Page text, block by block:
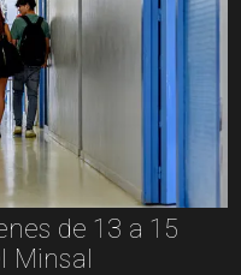
de 13 a 15
Minsal